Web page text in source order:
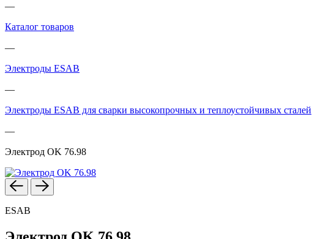
—
Каталог товаров
—
Электроды ESAB
—
Электроды ESAB для сварки высокопрочных и теплоустойчивых сталей
—
Электрод OK 76.98
ESAB